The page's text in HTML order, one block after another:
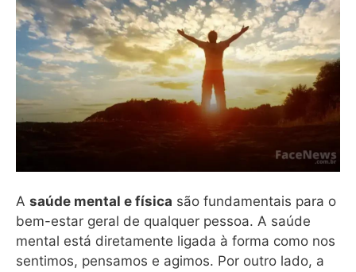
A saúde mental e física são fundamentais para o
bem-estar geral de qualquer pessoa. A saúde
mental está diretamente ligada à forma como nos
sentimos, pensamos e agimos. Por outro lado, a